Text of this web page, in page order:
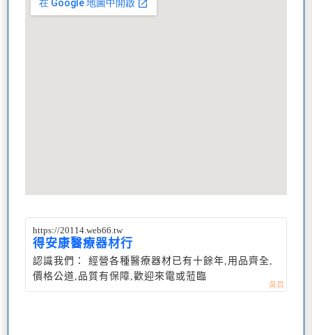
https://20114.web66.tw
得安康醫療器材行
認識我們： 經營各種醫療器材已有十餘年,用品齊全,
價格公道,品質有保障,歡迎來電或蒞臨